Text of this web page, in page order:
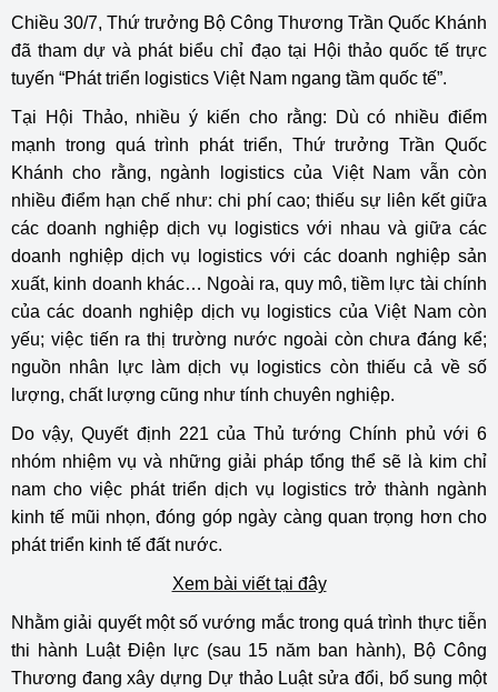
Chiều 30/7, Thứ trưởng Bộ Công Thương Trần Quốc Khánh
đã tham dự và phát biểu chỉ đạo tại Hội thảo quốc tế trực
tuyến “Phát triển logistics Việt Nam ngang tầm quốc tế”.
Tại Hội Thảo, nhiều ý kiến cho rằng: Dù có nhiều điểm
mạnh trong quá trình phát triển, Thứ trưởng Trần Quốc
Khánh cho rằng, ngành logistics của Việt Nam vẫn còn
nhiều điểm hạn chế như: chi phí cao; thiếu sự liên kết giữa
các doanh nghiệp dịch vụ logistics với nhau và giữa các
doanh nghiệp dịch vụ logistics với các doanh nghiệp sản
xuất, kinh doanh khác… Ngoài ra, quy mô, tiềm lực tài chính
của các doanh nghiệp dịch vụ logistics của Việt Nam còn
yếu; việc tiến ra thị trường nước ngoài còn chưa đáng kể;
nguồn nhân lực làm dịch vụ logistics còn thiếu cả về số
lượng, chất lượng cũng như tính chuyên nghiệp.
Do vậy, Quyết định 221 của Thủ tướng Chính phủ với 6
nhóm nhiệm vụ và những giải pháp tổng thể sẽ là kim chỉ
nam cho việc phát triển dịch vụ logistics trở thành ngành
kinh tế mũi nhọn, đóng góp ngày càng quan trọng hơn cho
phát triển kinh tế đất nước.
Xem bài viết tại đây
Nhằm giải quyết một số vướng mắc trong quá trình thực tiễn
thi hành Luật Điện lực (sau 15 năm ban hành), Bộ Công
Thương đang xây dựng Dự thảo Luật sửa đổi, bổ sung một